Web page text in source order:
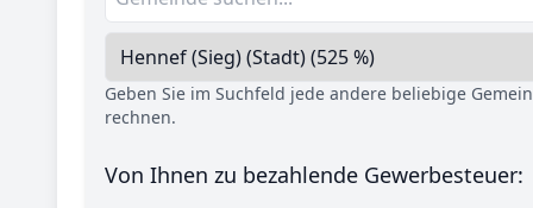
Geben Sie im Suchfeld jede andere beliebige
rechnen.
Von Ihnen zu bezahlende Gewerbesteuer: